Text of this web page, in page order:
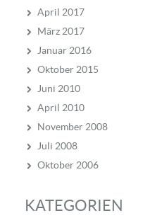
April 2017
März 2017
Januar 2016
Oktober 2015
Juni 2010
April 2010
November 2008
Juli 2008
Oktober 2006
KATEGORIEN